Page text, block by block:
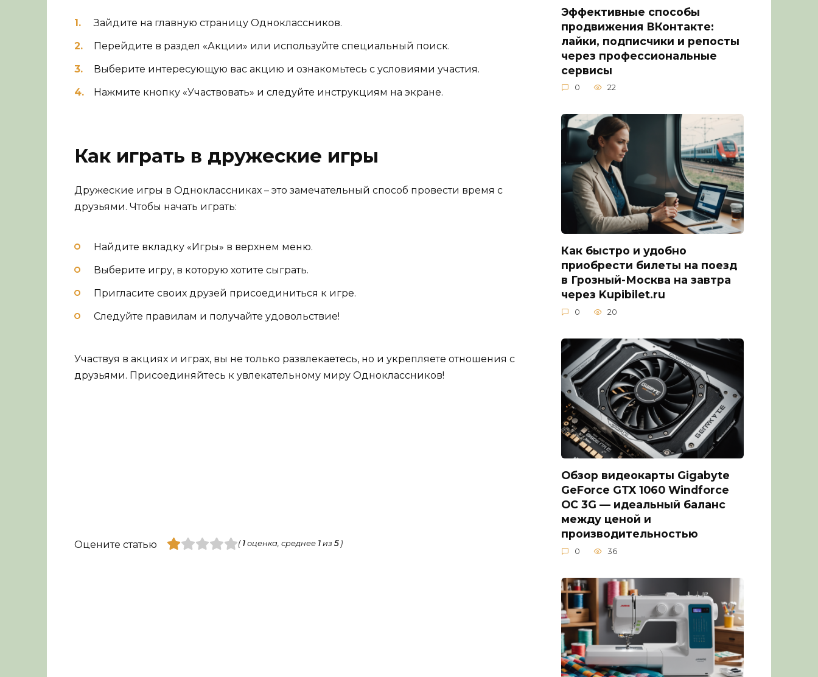
Зайдите на главную страницу Одноклассников.
Перейдите в раздел «Акции» или используйте специальный поиск.
Выберите интересующую вас акцию и ознакомьтесь с условиями участия.
Нажмите кнопку «Участвовать» и следуйте инструкциям на экране.
Как играть в дружеские игры
Дружеские игры в Одноклассниках – это замечательный способ провести время с
друзьями. Чтобы начать играть:
Найдите вкладку «Игры» в верхнем меню.
Выберите игру, в которую хотите сыграть.
Пригласите своих друзей присоединиться к игре.
Следуйте правилам и получайте удовольствие!
Участвуя в акциях и играх, вы не только развлекаетесь, но и укрепляете отношения с
друзьями. Присоединяйтесь к увлекательному миру Одноклассников!
Оцените статью ( 1оценка, среднее 1из 5)
Эффективные способы
продвижения ВКонтакте:
лайки, подписчики и репосты
через профессиональные
сервисы
0 22
Как быстро и удобно
приобрести билеты на поезд
в Грозный-Москва на завтра
через Kupibilet.ru
0 20
Обзор видеокарты Gigabyte
GeForce GTX 1060 Windforce
OC 3G — идеальный баланс
между ценой и
производительностью
0 36